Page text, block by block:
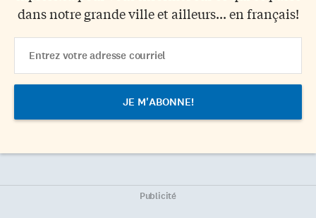
dans notre grande ville et ailleurs... en français!
Address
Publicité